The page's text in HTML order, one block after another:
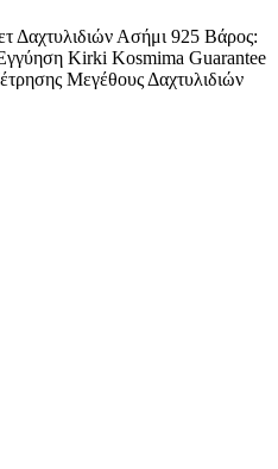
Δαχτυλιδιών Ασήμι 925 Βάρος:
Kirki Kosmima Guarantee
Μεγέθους Δαχτυλιδιών